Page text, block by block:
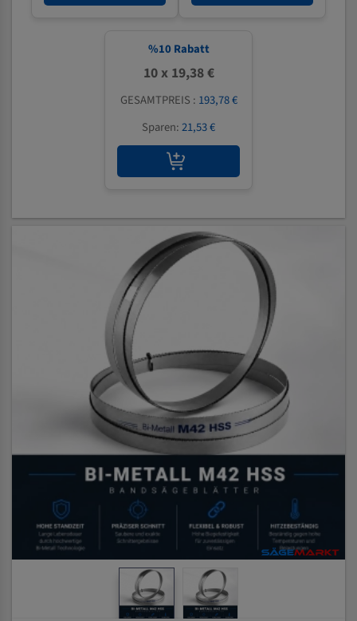
%10 Rabatt
10 x 19,38 €
GESAMTPREIS : 193,78 €
Sparen:21,53 €